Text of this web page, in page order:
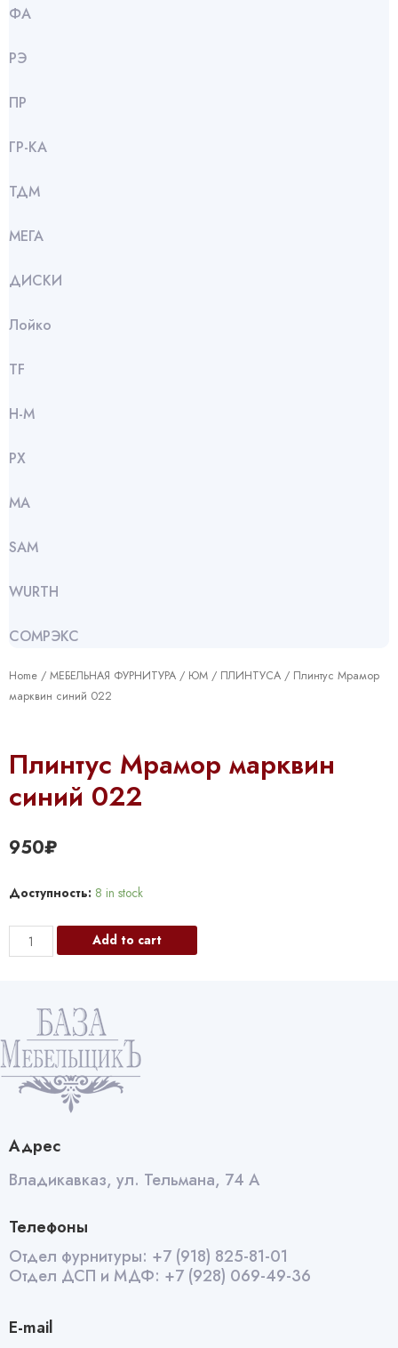
ФА
РЭ
ПР
ГР-КА
ТДМ
МЕГА
ДИСКИ
Лойко
TF
Н-М
РХ
МА
SАМ
WURTH
СОМРЭКС
Home / МЕБЕЛЬНАЯ ФУРНИТУРА / ЮМ / ПЛИНТУСА / Плинтус Мрамор
марквин синий 022
Плинтус Мрамор марквин
синий 022
950₽
Доступность: 8 in stock
Плинтус
Мрамор
quantity
Add to cart
Адрес
Владикавказ, ул. Тельмана, 74 А
Телефоны
Отдел фурнитуры: +7 (918) 825-81-01
Отдел ДСП и МДФ: +7 (928) 069-49-36
E-mail